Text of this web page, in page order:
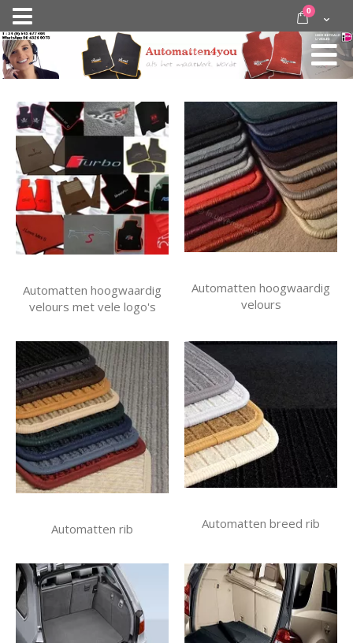
Nav
activeren
door
inhoud
Cart
0 items
Automatten hoogwaardig
velours met vele logo's
Automatten hoogwaardig
velours
Automatten rib Automatten breed rib